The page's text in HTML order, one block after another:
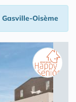
Gasville-Oisème